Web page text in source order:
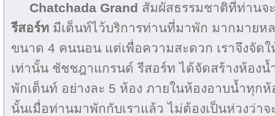
Chatchada Grand สัมผัสธรรมชาติที่ท่าน
รีสอร์ท มีเต็นท์ไว้บริการท่านที่มาพัก มากมายห
ขนาด 4 คนนอน แต่เพื่อความสะดวก เราจึงจัด
เท่านั้น ชัชชฎาแกรนด์ รีสอร์ท ได้จัดสร้างห้อง
พักเต็นท์ อย่างละ 5 ห้อง ภายในห้องอาบน้ำทุกห้
นั้นเมื่อท่านมาพักกับเราแล้ว ไม่ต้องเป็นห่วงว่า